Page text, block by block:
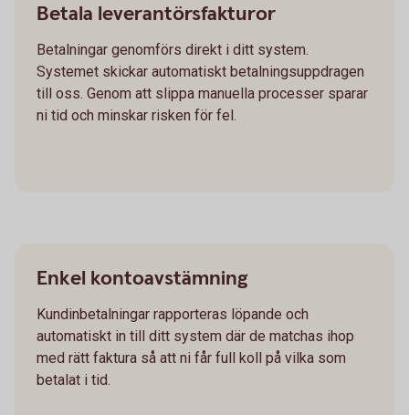
Betala leverantörsfakturor
Betalningar genomförs direkt i ditt system.
Systemet skickar automatiskt betalningsuppdragen
till oss. Genom att slippa manuella processer sparar
ni tid och minskar risken för fel.
Enkel kontoavstämning
Kundinbetalningar rapporteras löpande och
automatiskt in till ditt system där de matchas ihop
med rätt faktura så att ni får full koll på vilka som
betalat i tid.